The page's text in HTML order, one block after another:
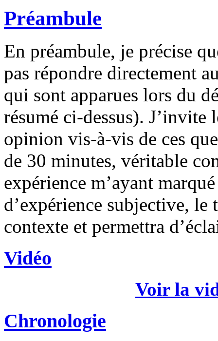
Préambule
En préambule, je précise
pas répondre directement
qui sont apparues lors du
résumé ci-dessus). J’invite
opinion vis-à-vis de ces
de 30 minutes, véritable
expérience m’ayant
d’expérience subjective, le
contexte et permettra
Vidéo
Voir la
Chronologie